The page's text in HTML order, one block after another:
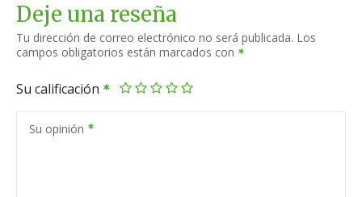
Deje una reseña
Tu dirección de correo electrónico no será publicada. Los
campos obligatorios están marcados con
Su calificación
Su opinión